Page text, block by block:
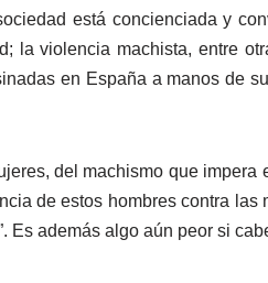
está concienciada y
la violencia machista, entre
en España a manos de
del machismo que
de estos hombres contra
Es además algo aún peor si